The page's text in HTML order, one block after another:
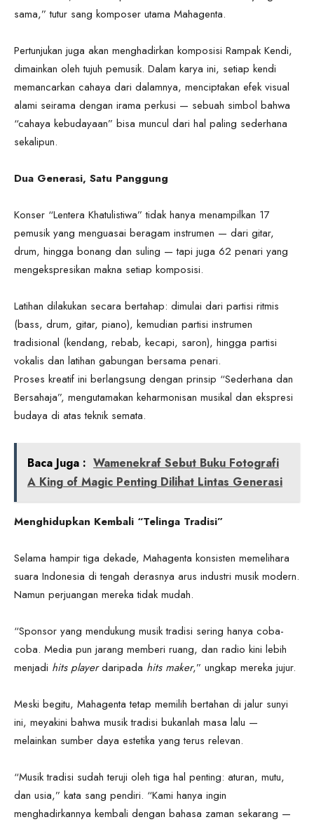
sama,” tutur sang komposer utama Mahagenta.
Pertunjukan juga akan menghadirkan komposisi Rampak Kendi,
dimainkan oleh tujuh pemusik. Dalam karya ini, setiap kendi
memancarkan cahaya dari dalamnya, menciptakan efek visual
alami seirama dengan irama perkusi — sebuah simbol bahwa
“cahaya kebudayaan” bisa muncul dari hal paling sederhana
sekalipun.
Dua Generasi, Satu Panggung
Konser “Lentera Khatulistiwa” tidak hanya menampilkan 17
pemusik yang menguasai beragam instrumen — dari gitar,
drum, hingga bonang dan suling — tapi juga 62 penari yang
mengekspresikan makna setiap komposisi.
Latihan dilakukan secara bertahap: dimulai dari partisi ritmis
(bass, drum, gitar, piano), kemudian partisi instrumen
tradisional (kendang, rebab, kecapi, saron), hingga partisi
vokalis dan latihan gabungan bersama penari.
Proses kreatif ini berlangsung dengan prinsip “Sederhana dan
Bersahaja”, mengutamakan keharmonisan musikal dan ekspresi
budaya di atas teknik semata.
Baca Juga : Wamenekraf Sebut Buku Fotografi
A King of Magic Penting Dilihat Lintas Generasi
Menghidupkan Kembali “Telinga Tradisi”
Selama hampir tiga dekade, Mahagenta konsisten memelihara
suara Indonesia di tengah derasnya arus industri musik modern.
Namun perjuangan mereka tidak mudah.
“Sponsor yang mendukung musik tradisi sering hanya coba-
coba. Media pun jarang memberi ruang, dan radio kini lebih
menjadi hits playerdaripada hits maker,” ungkap mereka jujur.
Meski begitu, Mahagenta tetap memilih bertahan di jalur sunyi
ini, meyakini bahwa musik tradisi bukanlah masa lalu —
melainkan sumber daya estetika yang terus relevan.
“Musik tradisi sudah teruji oleh tiga hal penting: aturan, mutu,
dan usia,” kata sang pendiri. “Kami hanya ingin
menghadirkannya kembali dengan bahasa zaman sekarang —